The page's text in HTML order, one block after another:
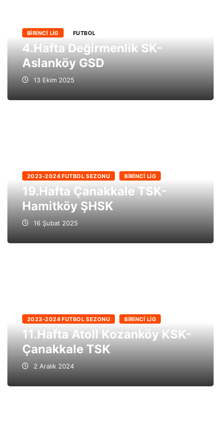
BIRINCI LIG FUTBOL
4.Hafta Değirmenlik SK-
Aslanköy GSD
13 Ekim 2025
2023-2024 FUTBOL SEZONU BIRINCI LIG
19.Hafta Çanakkale TSK-
Hamitköy ŞHSK
16 Şubat 2025
2023-2024 FUTBOL SEZONU BIRINCI LIG
11.Hafta Atoll Kozanköy KSK-
Çanakkale TSK
2 Aralık 2024